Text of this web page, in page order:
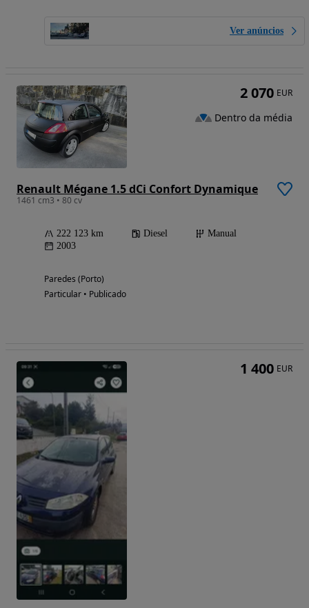
Ver anúncios
Renault Mégane 1.5 dCi Confort Dynamique
1461 cm3 • 80 cv
222 123 km Diesel
Manual
2003
Paredes (Porto)
Particular • Publicado
2 070 EUR
Dentro da média
1 400 EUR